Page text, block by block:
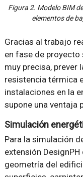
Figura 2. Modelo BIM
elementos de
Gracias al trabajo
en fase de proyecto
muy precisa, prever
resistencia térmica
instalaciones en la
supone una ventaja
Simulación
Para la simulación
extensión
geometría del